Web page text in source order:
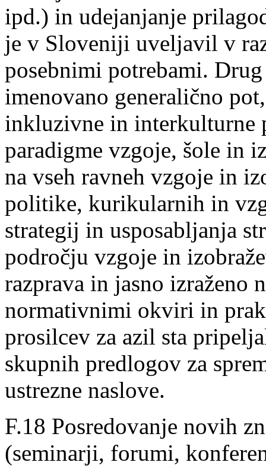
ipd.) in udejanjanje
je v Sloveniji uveljavil v
posebnimi potrebami.
imenovano generalično
inkluzivne in interkulturne
paradigme vzgoje, šole in
na vseh ravneh vzgoje in
politike, kurikularnih in
strategij in usposabljanja
področju vzgoje in
razprava in jasno izraženo
normativnimi okviri in
prosilcev za azil sta
skupnih predlogov za
ustrezne naslove.
F.18 Posredovanje novih
(seminarji, forumi,